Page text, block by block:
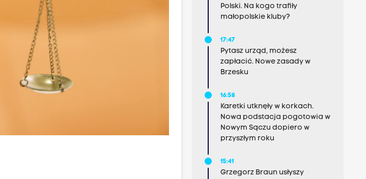
Polski. Na kogo trafiły
małopolskie kluby?
17:47
Pytasz urząd, możesz
zapłacić. Nowe zasady w
Brzesku
16:58
Karetki utknęły w korkach.
Nowa podstacja pogotowia w
Nowym Sączu dopiero w
przyszłym roku
15:41
Grzegorz Braun usłyszy